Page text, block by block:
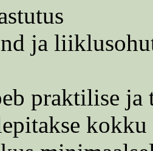
ja
praktilise ja